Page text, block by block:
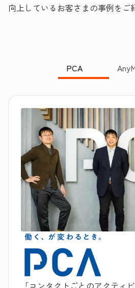
向上しているお客さまの事例をご
PCA
「コンタクトごとのアクティ